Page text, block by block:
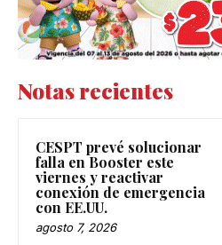
Notas recientes
CESPT prevé solucionar
falla en Booster este
viernes y reactivar
conexión de emergencia
con EE.UU.
agosto 7, 2026